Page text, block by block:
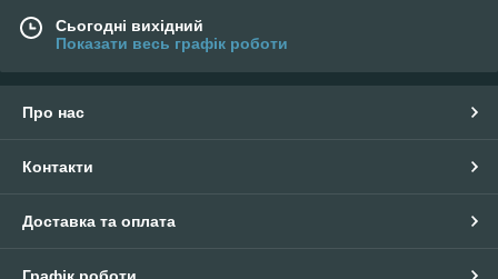
Сьогодні вихідний
Показати весь графік роботи
Про нас
Контакти
Доставка та оплата